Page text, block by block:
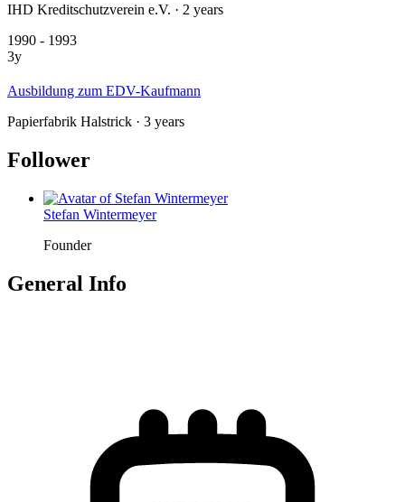
IHD Kreditschutzverein e.V. · 2 years
1990 - 1993
3y
Ausbildung zum EDV-Kaufmann
Papierfabrik Halstrick · 3 years
Follower
Stefan Wintermeyer
Founder
General Info